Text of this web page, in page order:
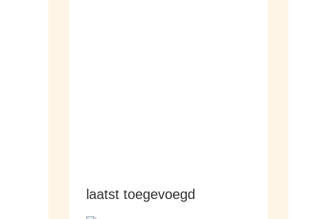
laatst toegevoegd